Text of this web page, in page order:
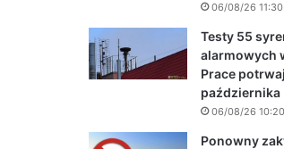
06/08/26 11:30
Testy 55
alarmowych
Prace
października
06/08/26 10:20
Ponowny